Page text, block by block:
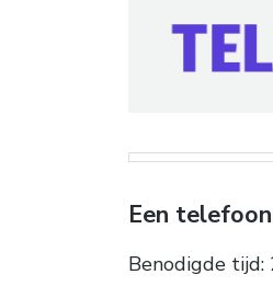
Een
Benodigde tijd: